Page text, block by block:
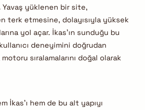
Yavaş yüklenen bir site,
terk etmesine, dolayısıyla yüksek
yol açar. İkas’ın sunduğu bu
deneyimini doğrudan
sıralamalarını doğal olarak
İkas’ı hem de bu alt yapıyı